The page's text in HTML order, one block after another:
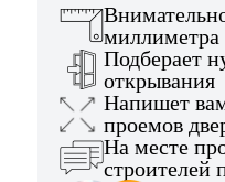
миллиметра
Подберает
открывания
Напишет
проемов
На месте
строителей